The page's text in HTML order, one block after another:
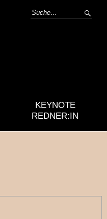
KEYNOTE
REDNER:IN